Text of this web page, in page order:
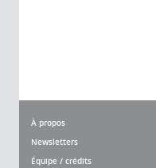
À propos
Newsletters
Équipe / crédits